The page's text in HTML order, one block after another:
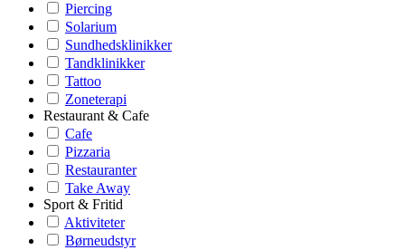
Piercing
Solarium
Sundhedsklinikker
Tandklinikker
Tattoo
Zoneterapi
Restaurant & Cafe
Cafe
Pizzaria
Restauranter
Take Away
Sport & Fritid
Aktiviteter
Børneudstyr